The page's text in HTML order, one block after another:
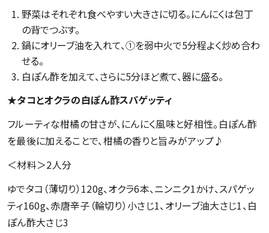
野菜はそれぞれ食べやすい大きさに切る。にんにくは包丁
の背でつぶす。
鍋にオリーブ油を入れて、①を弱中火で5分程よく炒め合わ
せる。
白ぽん酢を加えて、さらに5分ほど煮て、器に盛る。
★タコとオクラの白ぽん酢スパゲッティ
フルーティな柑橘の甘さが、にんにく風味と好相性。白ぽん酢
を最後に加えることで、柑橘の香りと旨みがアップ♪
＜材料＞2人分
ゆでタコ（薄切り）120g、オクラ6本、ニンニク1かけ、スパゲッ
ティ160g、赤唐辛子（輪切り）小さじ1、オリーブ油大さじ1、白
ぽん酢大さじ3